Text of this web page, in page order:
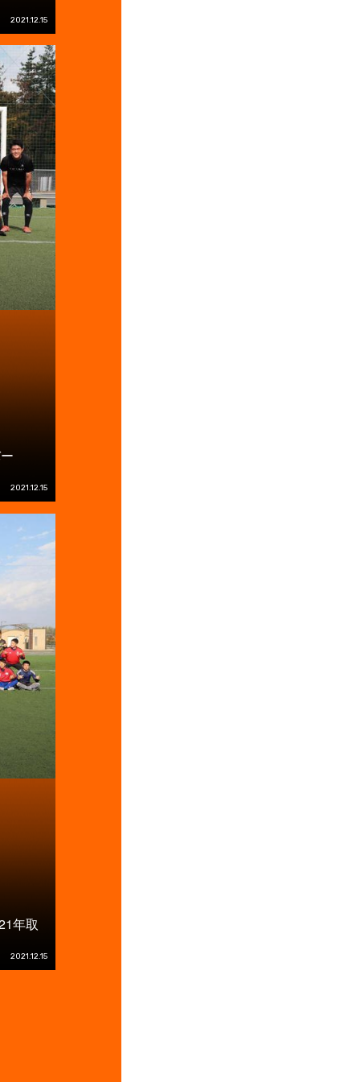
2021.12.15
2021.12.15
年取
2021.12.15